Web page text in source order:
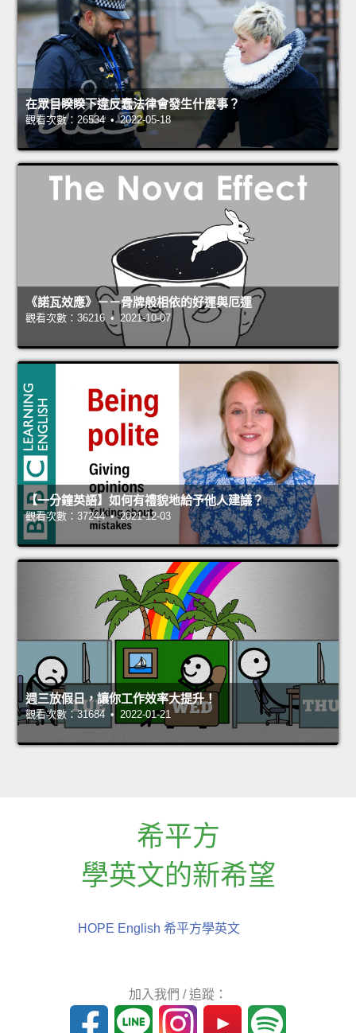
在眾目睽睽下違反蠢法律會發生什麼事？
觀看次數：26534 • 2022-05-18
《諾瓦效應》－－骨牌般相依的好運與厄運
觀看次數：36216 • 2021-10-07
【一分鐘英語】如何有禮貌地給予他人建議？
觀看次數：37244 • 2021-12-03
週三放假日，讓你工作效率大提升！
觀看次數：31684 • 2022-01-21
希平方
學英文的新希望
HOPE English 希平方學英文
加入我們 / 追蹤：